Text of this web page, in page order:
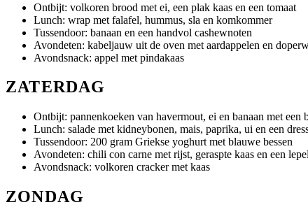
Ontbijt: volkoren brood met ei, een plak kaas en een tomaat
Lunch: wrap met falafel, hummus, sla en komkommer
Tussendoor: banaan en een handvol cashewnoten
Avondeten: kabeljauw uit de oven met aardappelen en
Avondsnack: appel met pindakaas
ZATERDAG
Ontbijt: pannenkoeken van havermout, ei en banaan met een
Lunch: salade met kidneybonen, mais, paprika, ui en een
Tussendoor: 200 gram Griekse yoghurt met blauwe bessen
Avondeten: chili con carne met rijst, geraspte kaas en een
Avondsnack: volkoren cracker met kaas
ZONDAG